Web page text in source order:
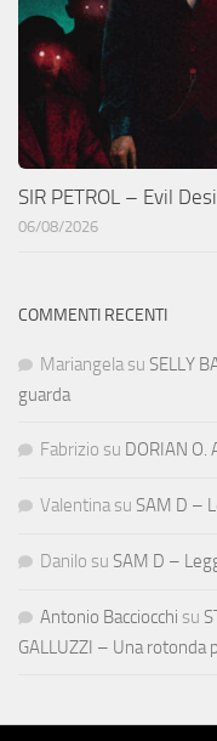
SIR PETROL – Evil
06/08/2026
COMMENTI RECENTI
Mariangela su SELLY
guarda
Fabrizio su DORIAN O.
Valentina su SAM D –
Danilo su SAM D –
Antonio Bacciocchi su
GALLUZZI – Una rotonda